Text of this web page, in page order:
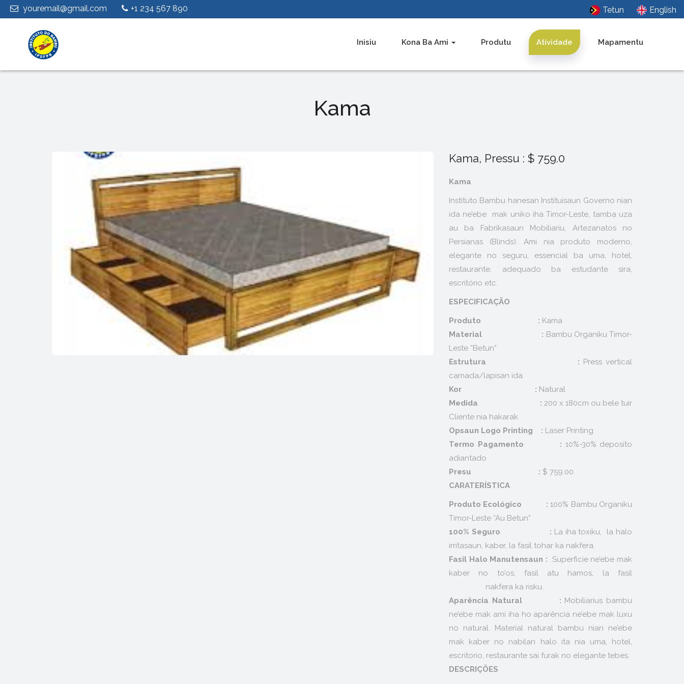
youremail@gmail.com +1 234 567 890 Tetun English
Inisiu Kona Ba Ami Produtu Atividade Mapamentu
Kama
Kama, Pressu : $ 759.0
Kama
Instituto Bambu hanesan Instituisaun Governo nian
ida ne’ebe mak uniko iha Timor-Leste, tamba uza
au ba Fabrikasaun Mobiliariu, Artezanatos no
Persianas (Blinds). Ami nia produto moderno,
elegante no seguru, essencial ba uma, hotel,
restaurante, adequado ba estudante sira,
escritório etc.
ESPECIFICAÇÃO
Produto : Kama
Material : Bambu Organiku Timor-
Leste “Betun”
Estrutura : Press vertical
camada/lapisan ida
Kor : Natural
Medida : 200 x 180cm ou bele tuir
Cliente nia hakarak
Opsaun Logo Printing : Laser Printing
Termo Pagamento : 10%-30% deposito
adiantado
Presu : $ 759.00
CARATERÍSTICA
Produto Ecológico : 100% Bambu Organiku
Timor-Leste “Au Betun”
100% Seguro : La iha toxiku, la halo
irritasaun, kaber, la fasil tohar ka nakfera.
Fasil Halo Manutensaun : Superficie ne’ebe mak
kaber no to’os, fasil atu hamos, la fasil
nakfera ka risku.
Aparência Natural : Mobiliarius bambu
ne’ebe mak ami iha ho aparência ne’ebe mak luxu
no natural. Material natural bambu nian ne’ebe
mak kaber no nabilan halo ita nia uma, hotel,
escritorio, restaurante sai furak no elegante tebes.
DESCRIÇÕES